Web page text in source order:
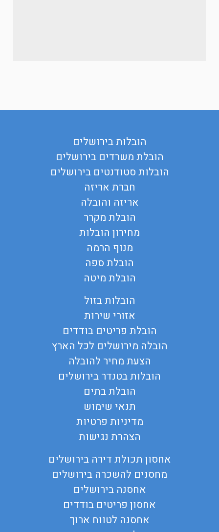
הובלות בירושלים
הובלת משרדים בירושלים
הובלות סטודנטים בירושלים
חברת אריזה
אריזה והובלה
הובלת מקרר
מחירון הובלות
מנוף הרמה
הובלת ספה
הובלת מיטה
הובלות בזול
אזורי שירות
הובלת פריטים בודדים
הובלה מירושלים לכל הארץ
הצעת מחיר להובלה
הובלות בטנדר בירושלים
הובלת בתים
תנאי שימוש
מדיניות פרטיות
הצהרת נגישות
אחסון תכולת דירה בירושלים
מחסנים להשכרה בירושלים
אחסנה בירושלים
אחסון פריטים בודדים
אחסנה לטווח ארוך